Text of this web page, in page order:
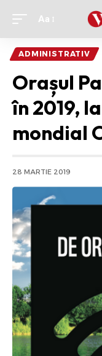
Ajustor
font
Aa
ADMINISTRATIV
Orașul
în 2019,
mondial
28 MARTIE 2019